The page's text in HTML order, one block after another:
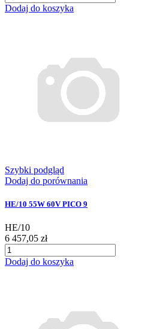
Dodaj do koszyka
Szybki podgląd
Dodaj do porównania
HE/10 55W 60V PICO 9
HE/10
6 457,05 zł
Dodaj do koszyka